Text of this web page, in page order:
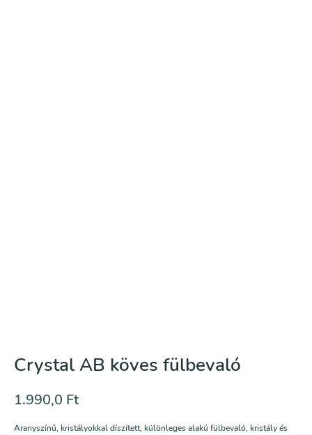
Crystal AB köves fülbevaló
1.990,0 Ft
Aranyszínű, kristályokkal díszített, különleges alakú fülbevaló, kristály és